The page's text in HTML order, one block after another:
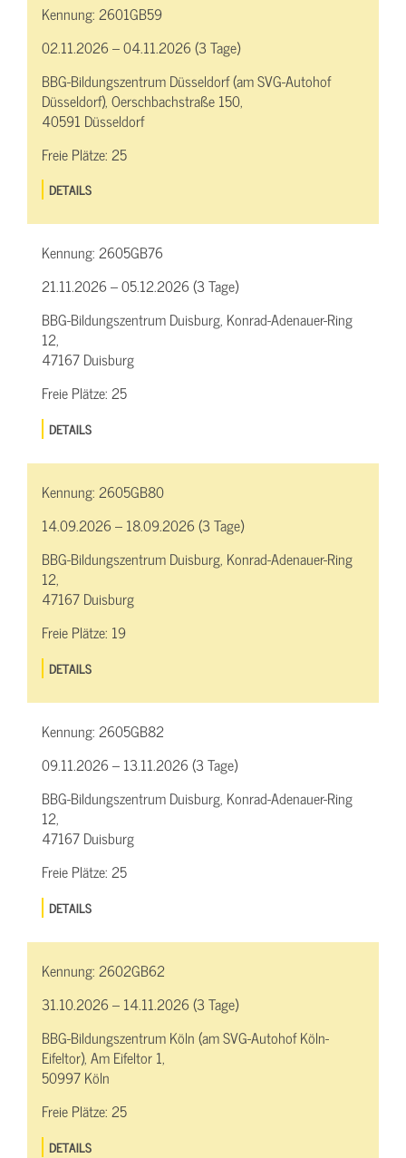
Kennung:2601GB59
02.11.2026 – 04.11.2026 (3 Tage)
BBG-Bildungszentrum Düsseldorf (am SVG-Autohof
Düsseldorf), Oerschbachstraße 150,
40591 Düsseldorf
Freie Plätze:25
DETAILS
Kennung:2605GB76
21.11.2026 – 05.12.2026 (3 Tage)
BBG-Bildungszentrum Duisburg, Konrad-Adenauer-Ring
12,
47167 Duisburg
Freie Plätze:25
DETAILS
Kennung:2605GB80
14.09.2026 – 18.09.2026 (3 Tage)
BBG-Bildungszentrum Duisburg, Konrad-Adenauer-Ring
12,
47167 Duisburg
Freie Plätze: 19
DETAILS
Kennung:2605GB82
09.11.2026 – 13.11.2026 (3 Tage)
BBG-Bildungszentrum Duisburg, Konrad-Adenauer-Ring
12,
47167 Duisburg
Freie Plätze:25
DETAILS
Kennung:2602GB62
31.10.2026 – 14.11.2026 (3 Tage)
BBG-Bildungszentrum Köln (am SVG-Autohof Köln-
Eifeltor), Am Eifeltor 1,
50997 Köln
Freie Plätze:25
DETAILS